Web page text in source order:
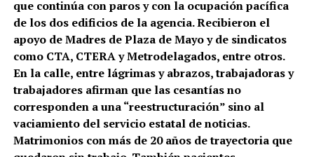
que continúa con paros y con la ocupación pacífica
de los dos edificios de la agencia. Recibieron el
apoyo de Madres de Plaza de Mayo y de sindicatos
como CTA, CTERA y Metrodelagados, entre otros.
En la calle, entre lágrimas y abrazos, trabajadoras y
trabajadores afirman que las cesantías no
corresponden a una “reestructuración” sino al
vaciamiento del servicio estatal de noticias.
Matrimonios con más de 20 años de trayectoria que